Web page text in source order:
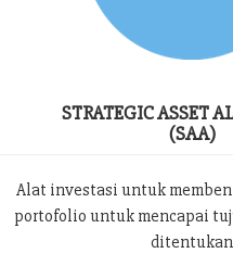
STRATEGIC ASSET
(SAA)
Alat investasi untuk
portofolio untuk mencapai
ditentukan